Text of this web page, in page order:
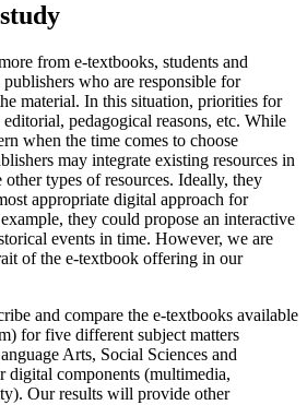
from e-textbooks, students and
who are responsible for
material. In this situation, priorities for
pedagogical reasons, etc. While
when the time comes to choose
may integrate existing resources in
types of resources. Ideally, they
appropriate digital approach for
they could propose an interactive
events in time. However, we are
of the e-textbook offering in our
and compare the e-textbooks available
for five different subject matters
Arts, Social Sciences and
digital components (multimedia,
Our results will provide other